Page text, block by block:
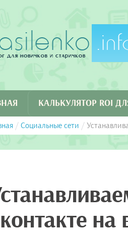
КАЛЬКУЛЯТОР ROI
/ Социальные сети /
на